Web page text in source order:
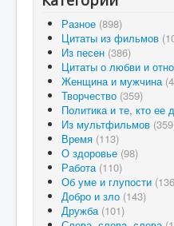
Разное (898)
Цитаты из фильмов
Из песен (386)
Цитаты о любви и
Женщина и мужчина
Творчество (359)
Политика и те, кто ее
Из мультфильмов
Время (113)
О здоровье (98)
Работа (110)
Об уме и глупости
Добро и зло (143)
Дружба (101)